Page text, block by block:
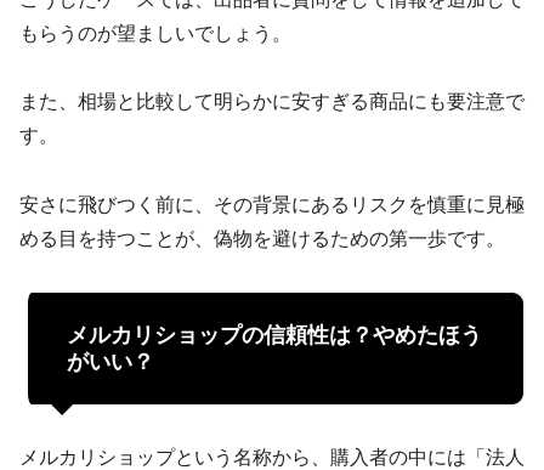
もらうのが望ましいでしょう。
また、相場と比較して明らかに安すぎる商品にも要注意で
す。
安さに飛びつく前に、その背景にあるリスクを慎重に見極
める目を持つことが、偽物を避けるための第一歩です。
メルカリショップの信頼性は？やめたほう
がいい？
メルカリショップという名称から、購入者の中には「法人